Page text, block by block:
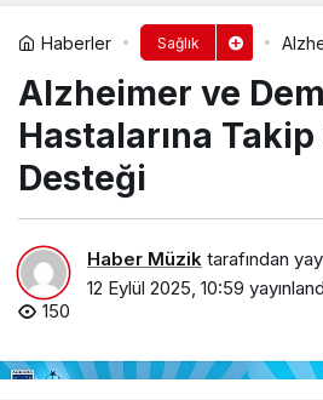
Haberler Sağlık
Alzheimer ve
Hastalarına Takip
Desteği
Haber Müzik tarafından
12 Eylül 2025, 10:59
150